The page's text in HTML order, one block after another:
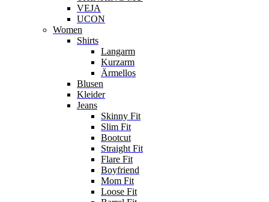
VEJA
UCON
Women
Shirts
Langarm
Kurzarm
Ärmellos
Blusen
Kleider
Jeans
Skinny Fit
Slim Fit
Bootcut
Straight Fit
Flare Fit
Boyfriend
Mom Fit
Loose Fit